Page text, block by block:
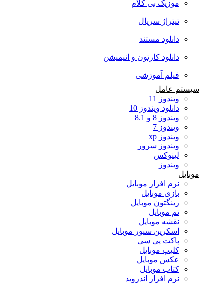
موزیک بی کلام
تیتراژ سریال
دانلود مستند
دانلود کارتون و انیمیشن
فیلم آموزشی
سیستم عامل
ویندوز 11
دانلود ویندوز 10
ویندوز 8 و 8.1
ویندوز 7
ویندوز xp
ویندوز سرور
لینوکس
ویندوز
موبایل
نرم افزار موبایل
بازی موبایل
رینگتون موبایل
تم موبایل
نقشه موبایل
اسکرین سیور موبایل
پاکت پی سی
کلیپ موبایل
عکس موبایل
کتاب موبایل
نرم افزار اندروید